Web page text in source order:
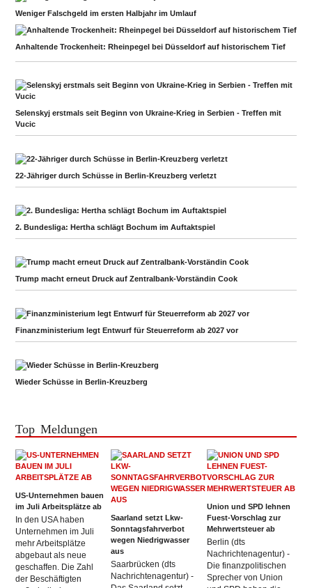
Weniger Falschgeld im ersten Halbjahr im Umlauf
Anhaltende Trockenheit: Rheinpegel bei Düsseldorf auf historischem Tief
Selenskyj erstmals seit Beginn von Ukraine-Krieg in Serbien - Treffen mit
Vucic
22-Jähriger durch Schüsse in Berlin-Kreuzberg verletzt
2. Bundesliga: Hertha schlägt Bochum im Auftaktspiel
Trump macht erneut Druck auf Zentralbank-Vorständin Cook
Finanzministerium legt Entwurf für Steuerreform ab 2027 vor
Wieder Schüsse in Berlin-Kreuzberg
Top Meldungen
US-Unternehmen bauen
im Juli Arbeitsplätze ab
In den USA haben
Unternehmen im Juli
mehr Arbeitsplätze
abgebaut als neue
geschaffen. Die Zahl
der Beschäftigten
Saarland setzt Lkw-
Sonntagsfahrverbot
wegen Niedrigwasser
aus
Saarbrücken (dts
Nachrichtenagentur) -
Union und SPD lehnen
Fuest-Vorschlag zur
Mehrwertsteuer ab
Berlin (dts
Nachrichtenagentur) -
Die finanzpolitischen
Sprecher von Union